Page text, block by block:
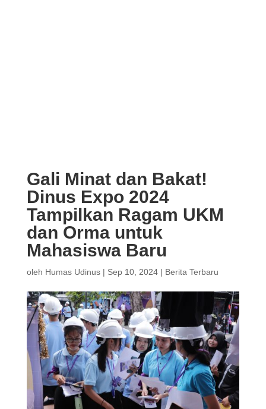
Gali Minat dan Bakat!
Dinus Expo 2024
Tampilkan Ragam UKM
dan Orma untuk
Mahasiswa Baru
oleh Humas Udinus| Sep 10, 2024| Berita Terbaru